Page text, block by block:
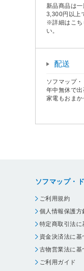
新品商品は
3,300円以上
※詳細はこち
い。
配送
ソフマップ・
年中無休で
家電もおまか
ソフマップ・
ご利用規約
個人情報保護方
特定商取引法に
資金決済法に
古物営業法に基
ご利用ガイド